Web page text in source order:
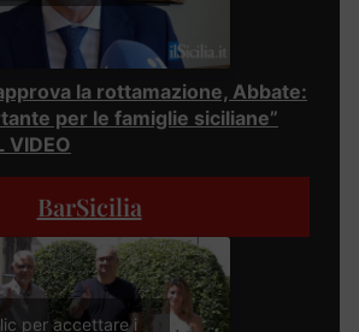
la rottamazione, Abbate:
per le famiglie siciliane”
VIDEO
BarSicilia
per accettare i